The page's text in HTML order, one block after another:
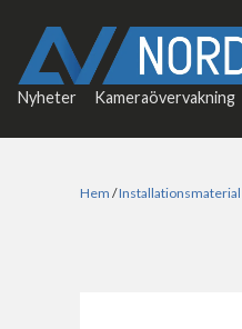
Nyheter Kameraövervakning
Hem /Installationsmaterial